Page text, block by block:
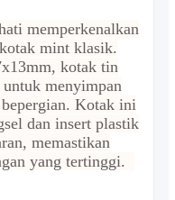
memperkenalkan
mint klasik.
kotak tin
menyimpan
Kotak ini
dan insert plastik
memastikan
yang tertinggi.